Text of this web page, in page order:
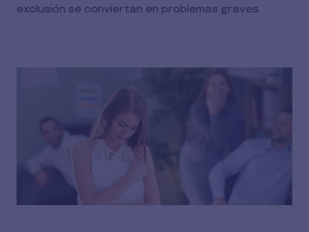
exclusión se conviertan en problemas graves.